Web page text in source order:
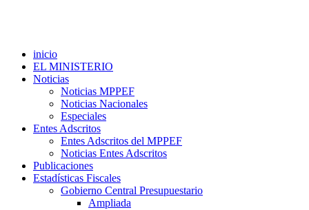
inicio
EL MINISTERIO
Noticias
Noticias MPPEF
Noticias Nacionales
Especiales
Entes Adscritos
Entes Adscritos del MPPEF
Noticias Entes Adscritos
Publicaciones
Estadísticas Fiscales
Gobierno Central Presupuestario
Ampliada